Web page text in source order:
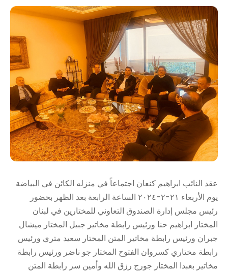
عقد النائب ابراهيم كنعان اجتماعاً في منزله الكائن في البياضة
يوم الأربعاء ٢١-٢-٢٠٢٤ الساعة الرابعة بعد الظهر بحضور
رئيس مجلس إدارة الصندوق التعاوني للمختارين في لبنان
المختار ابراهيم حنا ورئيس رابطة مخاتير جبيل المختار ميشال
جبران ورئيس رابطة مخاتير المتن المختار سعيد متري ورئيس
رابطة مختاري كسروان الفتوح المختار جو ناضر ورئيس رابطة
مخاتير بعبدا المختار جورج رزق الله وأمين سر رابطة المتن